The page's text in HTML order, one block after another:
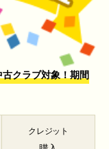
クラブ対象！期間
クレジット